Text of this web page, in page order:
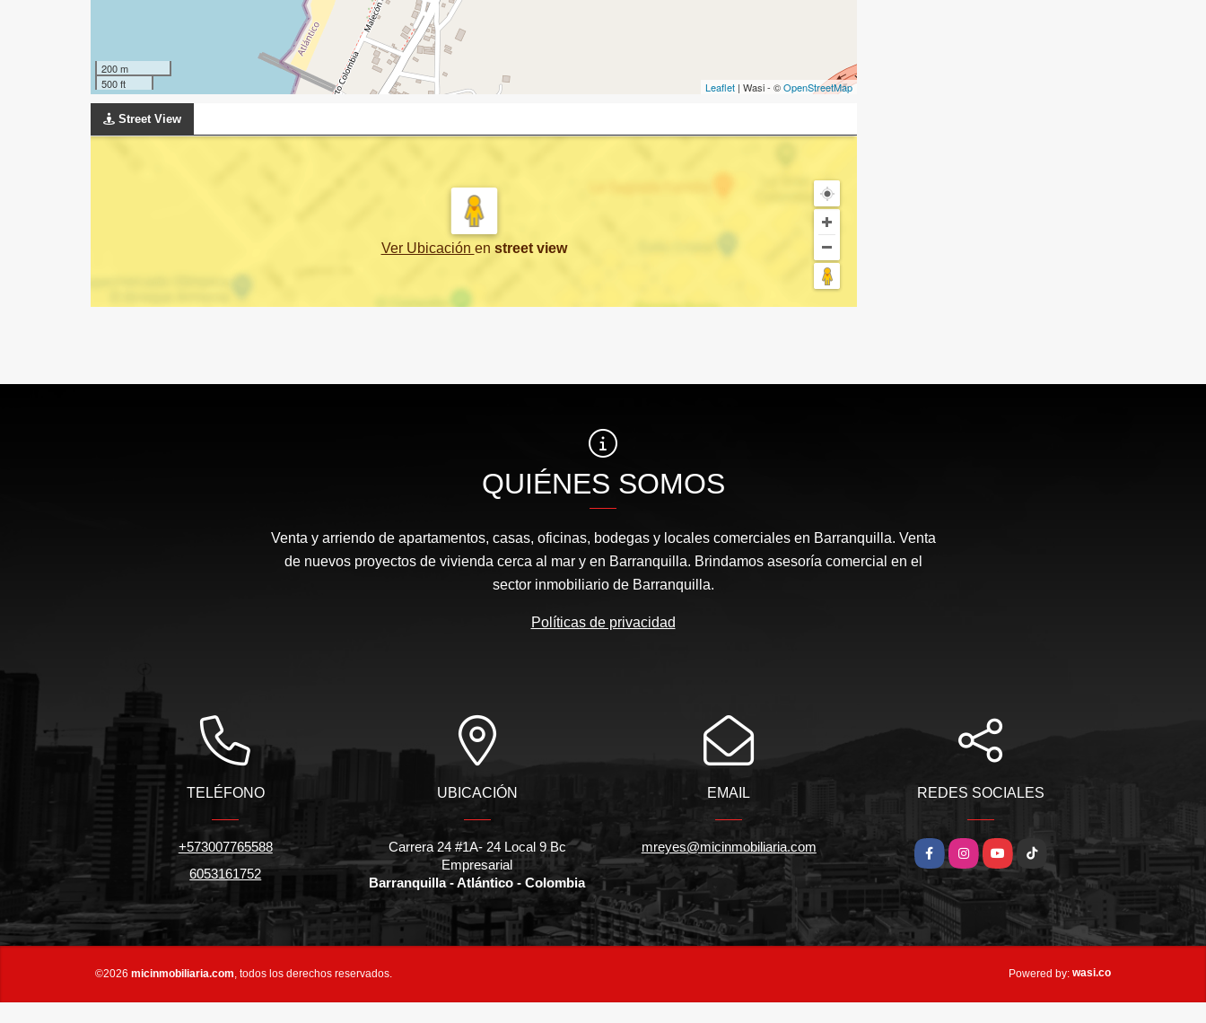
200 m
500 ft
Leaflet | Wasi - ©OpenStreetMap
Street View
Ver Ubicación en street view
QUIÉNES SOMOS
Venta y arriendo de apartamentos, casas, oficinas, bodegas y locales comerciales en Barranquilla. Venta
de nuevos proyectos de vivienda cerca al mar y en Barranquilla. Brindamos asesoría comercial en el
sector inmobiliario de Barranquilla.
Políticas de privacidad
TELÉFONO
+573007765588
6053161752
UBICACIÓN
Carrera 24 #1A- 24 Local 9 Bc
Empresarial
Barranquilla - Atlántico - Colombia
EMAIL
mreyes@micinmobiliaria.com
REDES SOCIALES
FacebookInstagramYouTubeTikTok
©2026 micinmobiliaria.com , todos los derechos reservados. Powered by: wasi.co